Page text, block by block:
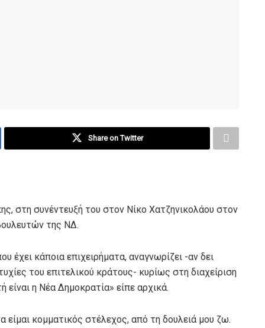
Share on Twitter
στη συνέντευξή του στον Νίκο Χατζηνικολάου στον
της ΝΔ.
έχει κάποια επιχειρήματα, αναγνωρίζει -αν δει
του επιτελικού κράτους- κυρίως στη διαχείριση
η Νέα Δημοκρατία» είπε αρχικά.
είμαι κομματικός στέλεχος, από τη δουλειά μου ζω.